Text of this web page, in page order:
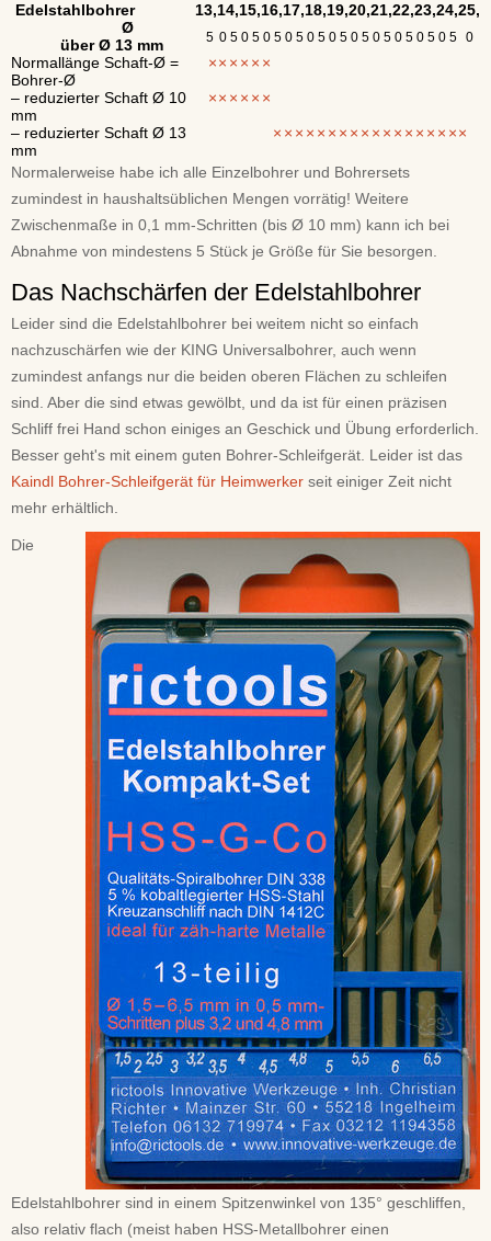
Edelstahlbohrer
Ø
über Ø 13 mm
13,14,15,16,17,18,19,20,21,22,23,24,25,
5 0 5 0 5 0 5 0 5 0 5 0 5 0 5 0 5 0 5 0 5 0 5 0
Normallänge Schaft-Ø =
Bohrer-Ø
×× × × × ×
– reduzierter Schaft Ø 10
mm
×× × × × ×
– reduzierter Schaft Ø 13
mm
× × × × × × × × × × × × × × × × ××
Normalerweise habe ich alle Einzelbohrer und Bohrersets
zumindest in haushaltsüblichen Mengen vorrätig! Weitere
Zwischenmaße in 0,1 mm-Schritten (bis Ø 10 mm) kann ich bei
Abnahme von mindestens 5 Stück je Größe für Sie besorgen.
Das Nachschärfen der Edelstahlbohrer
Leider sind die Edelstahlbohrer bei weitem nicht so einfach
nachzuschärfen wie der KING Universalbohrer, auch wenn
zumindest anfangs nur die beiden oberen Flächen zu schleifen
sind. Aber die sind etwas gewölbt, und da ist für einen präzisen
Schliff frei Hand schon einiges an Geschick und Übung erforderlich.
Besser geht's mit einem guten Bohrer-Schleifgerät. Leider ist das
Kaindl Bohrer-Schleifgerät für Heimwerker seit einiger Zeit nicht
mehr erhältlich.
Die
Edelstahlbohrer sind in einem Spitzenwinkel von 135° geschliffen,
also relativ flach (meist haben HSS-Metallbohrer einen